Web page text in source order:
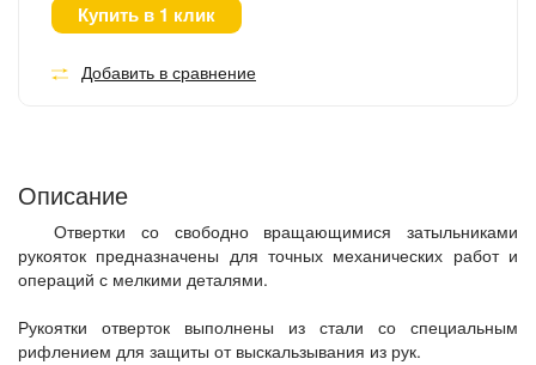
Купить в 1 клик
Добавить в сравнение
Описание
Отвертки со свободно вращающимися затыльниками
рукояток предназначены для точных механических работ и
операций с мелкими деталями.
Рукоятки отверток выполнены из стали со специальным
рифлением для защиты от выскальзывания из рук.